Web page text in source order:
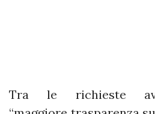
Tra le richieste